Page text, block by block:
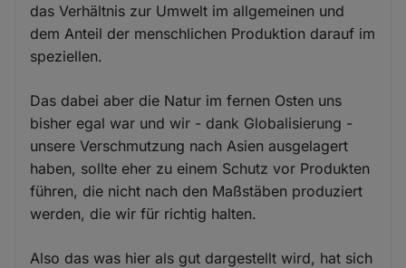
das Verhältnis zur Umwelt im allgemeinen und
dem Anteil der menschlichen Produktion darauf im
speziellen.
Das dabei aber die Natur im fernen Osten uns
bisher egal war und wir - dank Globalisierung -
unsere Verschmutzung nach Asien ausgelagert
haben, sollte eher zu einem Schutz vor Produkten
führen, die nicht nach den Maßstäben produziert
werden, die wir für richtig halten.
Also das was hier als gut dargestellt wird, hat sich